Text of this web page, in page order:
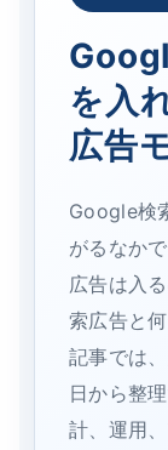
を入
広告
Google検
がるなか
広告は入
索広告と
記事では
日から整
計、運用